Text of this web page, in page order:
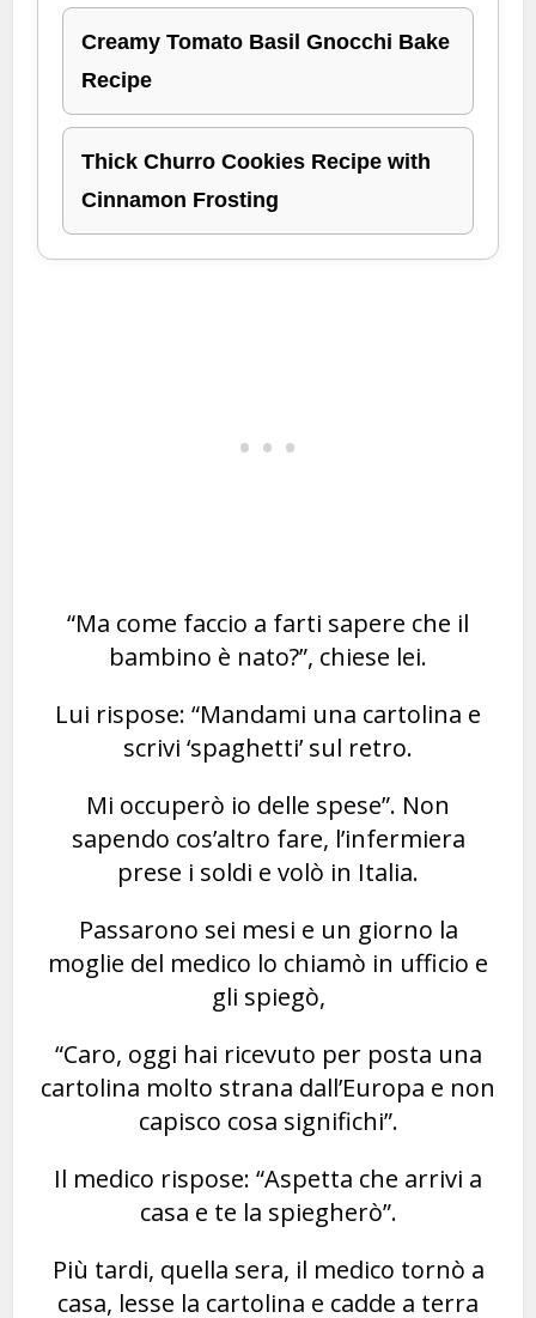
Creamy Tomato Basil Gnocchi Bake
Recipe
Thick Churro Cookies Recipe with
Cinnamon Frosting
“Ma come faccio a farti sapere che il
bambino è nato?”, chiese lei.
Lui rispose: “Mandami una cartolina e
scrivi ‘spaghetti’ sul retro.
Mi occuperò io delle spese”. Non
sapendo cos’altro fare, l’infermiera
prese i soldi e volò in Italia.
Passarono sei mesi e un giorno la
moglie del medico lo chiamò in ufficio e
gli spiegò,
“Caro, oggi hai ricevuto per posta una
cartolina molto strana dall’Europa e non
capisco cosa significhi”.
Il medico rispose: “Aspetta che arrivi a
casa e te la spiegherò”.
Più tardi, quella sera, il medico tornò a
casa, lesse la cartolina e cadde a terra